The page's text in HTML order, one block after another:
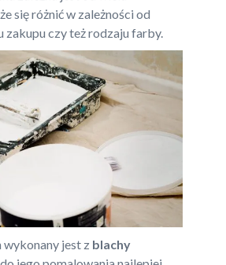
się różnić w zależności od
zakupu czy też rodzaju farby.
wykonany jest z blachy